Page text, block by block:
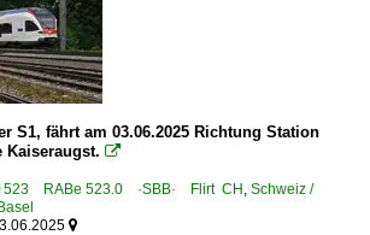
S1, fährt am 03.06.2025 Richtung Station
Kaiseraugst. 
523 RABe 523.0 ·SBB· Flirt CH, Schweiz /
